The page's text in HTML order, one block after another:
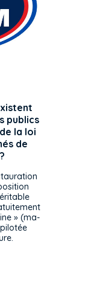
publics
la loi
de
» (ma-